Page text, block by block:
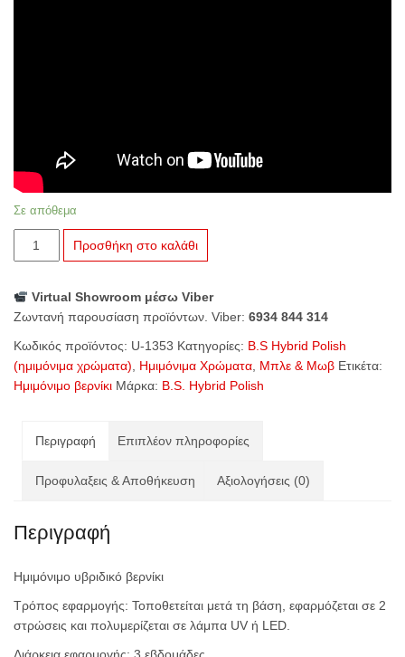
Σε απόθεμα
1353
ποσότητα
Προσθήκη στο καλάθι
Virtual Showroom μέσω Viber
Ζωντανή παρουσίαση προϊόντων. Viber: 6934 844 314
Κωδικός προϊόντος: U-1353 Κατηγορίες: B.S Hybrid Polish
(ημιμόνιμα χρώματα)
Ημιμόνιμα Χρώματα Μπλε & Μωβ Ετικέτα:
Ημιμόνιμο βερνίκι Μάρκα: B.S. Hybrid Polish
Περιγραφή Επιπλέον πληροφορίες
Προφυλαξεις & Αποθήκευση Αξιολογήσεις (0)
Περιγραφή
Ημιμόνιμο υβριδικό βερνίκι
Τρόπος εφαρμογής: Τοποθετείται μετά τη βάση, εφαρμόζεται σε 2
στρώσεις και πολυμερίζεται σε λάμπα UV ή LED.
Διάρκεια εφαρμογής: 3 εβδομάδες